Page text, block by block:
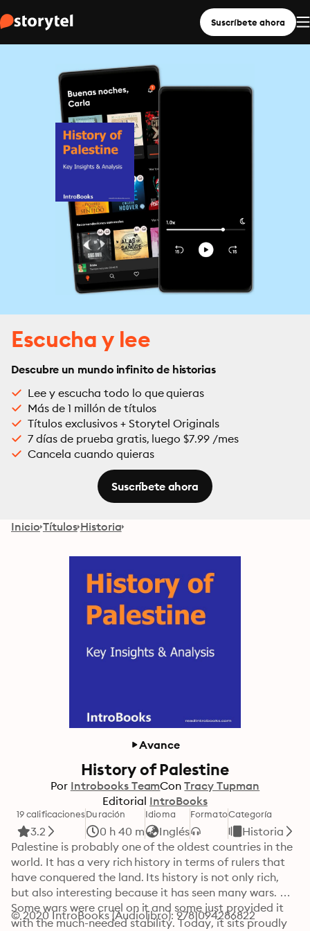
Suscríbete ahora
Escucha y lee
Descubre un mundo infinito de historias
Lee y escucha todo lo que quieras
Más de 1 millón de títulos
Títulos exclusivos + Storytel Originals
7 días de prueba gratis, luego $7.99 /mes
Cancela cuando quieras
Suscríbete ahora
Inicio Títulos Historia
Avance
History of Palestine
Por Introbooks TeamCon Tracy Tupman
Editorial IntroBooks
19 calificaciones
3.2
Duración
0 h 40 m
Idioma
Inglés
FormatoCategoría
Historia
Palestine is probably one of the oldest countries in the
world. It has a very rich history in terms of rulers that
have conquered the land. Its history is not only rich,
but also interesting because it has seen many wars.
Some wars were cruel on it and some just provided it
with the much-needed stability. Today, it sits proudly
© 2020 IntroBooks (Audiolibro): 9781094286822